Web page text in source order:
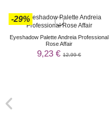
-29%
Eyeshadow Palette Andreia Professional
Rose Affair
9,23 € 12,99 €